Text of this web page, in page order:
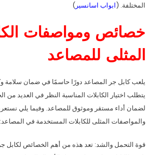
المختلفة. (ابواب اسانسير )
خصائص ومواصفات
المثلى للمصاعد
يلعب كابل جر المصاعد دورًا حاسمًا في ضمان سلامة
يتطلب اختيار الكابلات المناسبة النظر في العديد
لضمان أداء مستقر وموثوق للمصاعد. وفيما يلي
والمواصفات المثلى للكابلات المستخدمة في المصاعد:
قوة التحمل والشد: تعد هذه من أهم الخصائص لكابل